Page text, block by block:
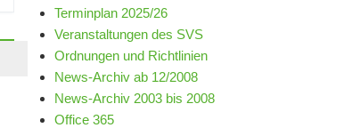
Terminplan 2025/26
Veranstaltungen des SVS
Ordnungen und Richtlinien
News-Archiv ab 12/2008
News-Archiv 2003 bis 2008
Office 365